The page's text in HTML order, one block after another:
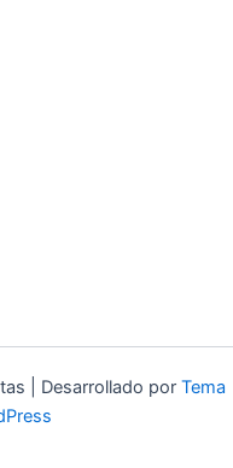
| Desarrollado por Tema